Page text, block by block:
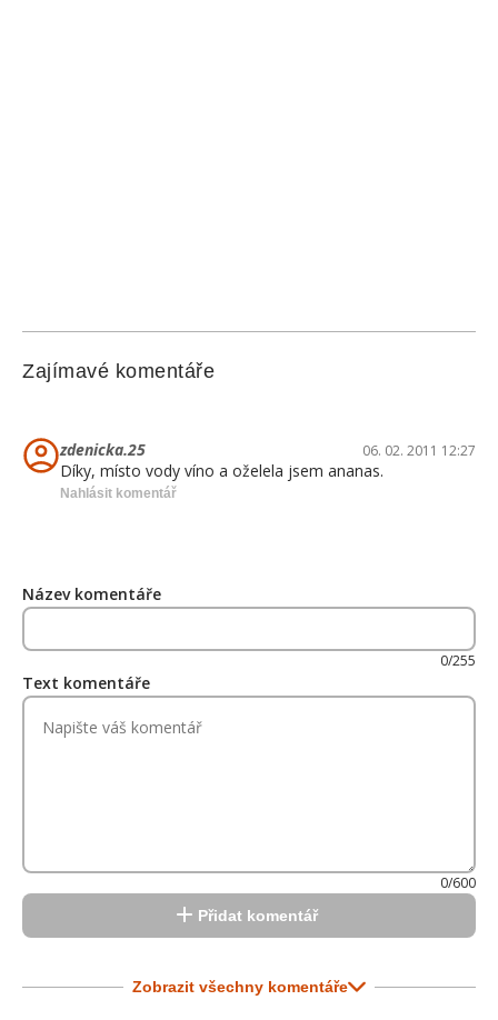
Zajímavé komentáře
zdenicka.25 06. 02. 2011 12:27
Díky, místo vody víno a oželela jsem ananas.
Nahlásit komentář
Název komentáře
0/255
Text komentáře
0/600
Přidat komentář
Zobrazit všechny komentáře